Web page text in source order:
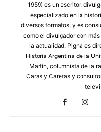
1959) es un escritor,
especializado en la
diversos formatos, y es
como el divulgador con
la actualidad. Pigna es
Historia Argentina de la
Martín, columnista de la
Caras y Caretas y